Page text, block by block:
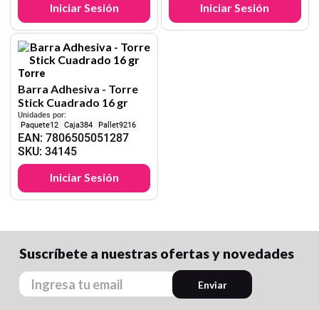
Iniciar Sesión
Iniciar Sesión
Torre
Barra Adhesiva - Torre
Stick Cuadrado 16 gr
Unidades por:
12
384 9216
EAN:7806505051287
SKU:34145
Iniciar Sesión
Suscríbete a nuestras ofertas y novedades
Enviar